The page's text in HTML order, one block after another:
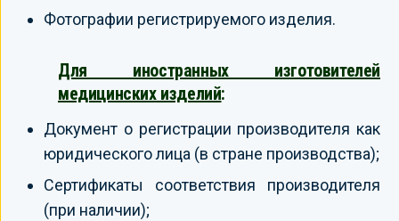
Фотографии регистрируемого изделия.
Для иностранных изготовителей
медицинских изделий:
Документ о регистрации производителя как
юридического лица (в стране производства);
Сертификаты соответствия производителя
(при наличии);